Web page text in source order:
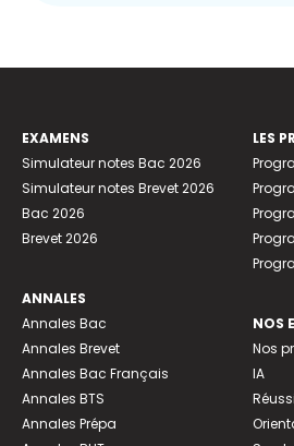
EXAMENS
Simulateur notes Bac 2026
Simulateur notes Brevet 2026
Bac 2026
Brevet 2026
ANNALES
Annales Bac
Annales Brevet
Annales Bac Français
Annales BTS
Annales Prépa
LES
NOS
Nos
IA